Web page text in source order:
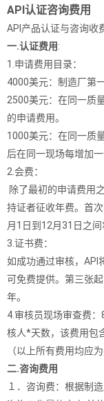
API认证咨询费用
API产品认证与咨询收
一.认证费用:
1.申请费用目录：
4000美元：制造厂第
2500美元：在同一质
的申请费用。
1000美元：在同一质
后在同一现场每增加
2.会费：
除了最初的申请费用
持证者征收年费。首
月1日到12月31日之间
3.证书费：
如成功通过审核，API
可免费提供。第三张
年。
4.审核员现场审查费
核人*天数，该费用包
（以上所有费用均应
二.咨询费用
１．咨询费：根据制